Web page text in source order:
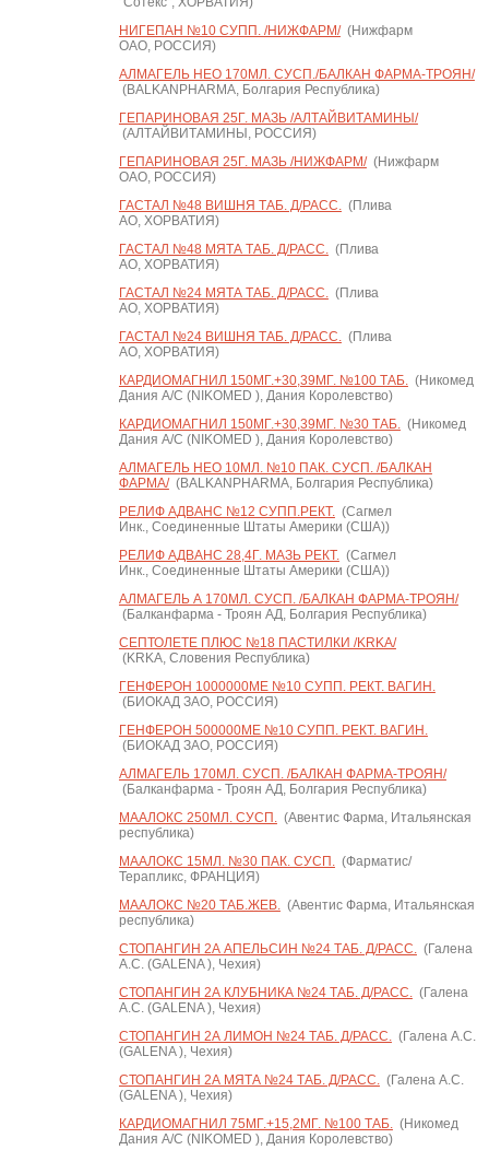
НИГЕПАН №10 СУПП. /НИЖФАРМ/(Нижфарм
ОАО, РОССИЯ)
АЛМАГЕЛЬ НЕО 170МЛ. СУСП./БАЛКАН ФАРМА-ТРОЯН/
(BALKANPHARMA, Болгария Республика)
ГЕПАРИНОВАЯ 25Г. МАЗЬ /АЛТАЙВИТАМИНЫ/
(АЛТАЙВИТАМИНЫ, РОССИЯ)
ГЕПАРИНОВАЯ 25Г. МАЗЬ /НИЖФАРМ/(Нижфарм
ОАО, РОССИЯ)
ГАСТАЛ №48 ВИШНЯ ТАБ. Д/РАСС.(Плива
АО, ХОРВАТИЯ)
ГАСТАЛ №48 МЯТА ТАБ. Д/РАСС.(Плива
АО, ХОРВАТИЯ)
ГАСТАЛ №24 МЯТА ТАБ. Д/РАСС.(Плива
АО, ХОРВАТИЯ)
ГАСТАЛ №24 ВИШНЯ ТАБ. Д/РАСС.(Плива
АО, ХОРВАТИЯ)
КАРДИОМАГНИЛ 150МГ.+30,39МГ. №100 ТАБ.(Никомед
Дания А/С (NIKOMED ), Дания Королевство)
КАРДИОМАГНИЛ 150МГ.+30,39МГ. №30 ТАБ.(Никомед
Дания А/С (NIKOMED ), Дания Королевство)
АЛМАГЕЛЬ НЕО 10МЛ. №10 ПАК. СУСП. /БАЛКАН
ФАРМА/(BALKANPHARMA, Болгария Республика)
РЕЛИФ АДВАНС №12 СУПП.РЕКТ.(Сагмел
Инк., Соединенные Штаты Америки (США))
РЕЛИФ АДВАНС 28,4Г. МАЗЬ РЕКТ.(Сагмел
Инк., Соединенные Штаты Америки (США))
АЛМАГЕЛЬ А 170МЛ. СУСП. /БАЛКАН ФАРМА-ТРОЯН/
(Балканфарма - Троян АД, Болгария Республика)
СЕПТОЛЕТЕ ПЛЮС №18 ПАСТИЛКИ /KRKA/
(KRKA, Словения Республика)
ГЕНФЕРОН 1000000МЕ №10 СУПП. РЕКТ. ВАГИН.
(БИОКАД ЗАО, РОССИЯ)
ГЕНФЕРОН 500000МЕ №10 СУПП. РЕКТ. ВАГИН.
(БИОКАД ЗАО, РОССИЯ)
АЛМАГЕЛЬ 170МЛ. СУСП. /БАЛКАН ФАРМА-ТРОЯН/
(Балканфарма - Троян АД, Болгария Республика)
МААЛОКС 250МЛ. СУСП.(Авентис Фарма, Итальянская
республика)
МААЛОКС 15МЛ. №30 ПАК. СУСП.(Фарматис/
Терапликс, ФРАНЦИЯ)
МААЛОКС №20 ТАБ.ЖЕВ.(Авентис Фарма, Итальянская
республика)
СТОПАНГИН 2А АПЕЛЬСИН №24 ТАБ. Д/РАСС.(Галена
А.С. (GALENA ), Чехия)
СТОПАНГИН 2А КЛУБНИКА №24 ТАБ. Д/РАСС.(Галена
А.С. (GALENA ), Чехия)
СТОПАНГИН 2А ЛИМОН №24 ТАБ. Д/РАСС.(Галена А.С.
(GALENA ), Чехия)
СТОПАНГИН 2А МЯТА №24 ТАБ. Д/РАСС.(Галена А.С.
(GALENA ), Чехия)
КАРДИОМАГНИЛ 75МГ.+15,2МГ. №100 ТАБ.(Никомед
Дания А/С (NIKOMED ), Дания Королевство)